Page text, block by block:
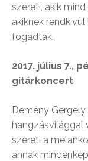
szereti, akik
akiknek
fogadták.
2017. július 7.,
gitárkoncert
Demény
hangzásvilággal
szereti a
annak